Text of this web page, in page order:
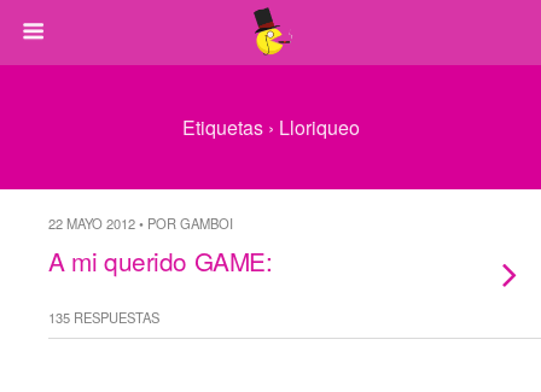
Etiquetas › Lloriqueo
22 MAYO 2012 • POR GAMBOI
A mi querido GAME:
135 RESPUESTAS